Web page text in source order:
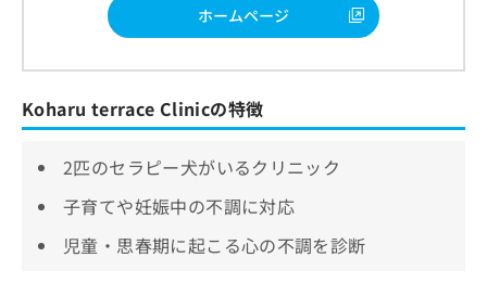
ホームページ
Koharu terrace Clinicの特徴
2匹のセラピー犬がいるクリニック
子育てや妊娠中の不調に対応
児童・思春期に起こる心の不調を診断